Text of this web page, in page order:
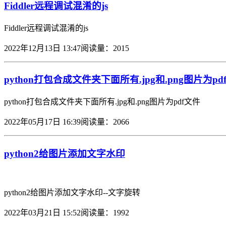
Fiddler远程调试混淆的js
Fiddler远程调试混淆的js
2022年12月13日 13:47阅读量：2015
python打包合成文件夹下面所有.jpg和.png图片为
python打包合成文件夹下面所有.jpg和.png图片为pdf文件
2022年05月17日 16:39阅读量：2066
python2给图片添加文字水印
python2给图片添加文字水印--文字旋转
2022年03月21日 15:52阅读量：1992